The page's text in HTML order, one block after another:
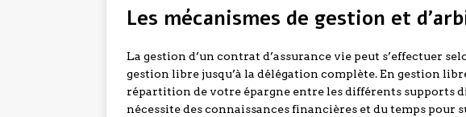
Les mécanismes de gestion et
La gestion d’un contrat d’assurance vie peut s’effectuer
gestion libre jusqu’à la délégation complète. En gestion
répartition de votre épargne entre les différents supports
nécessite des connaissances financières et du temps pour